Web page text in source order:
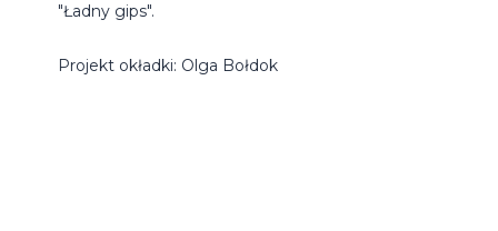
"Ładny gips".
Projekt okładki: Olga Bołdok